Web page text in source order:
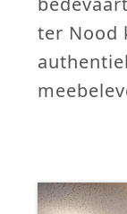
ter Nood